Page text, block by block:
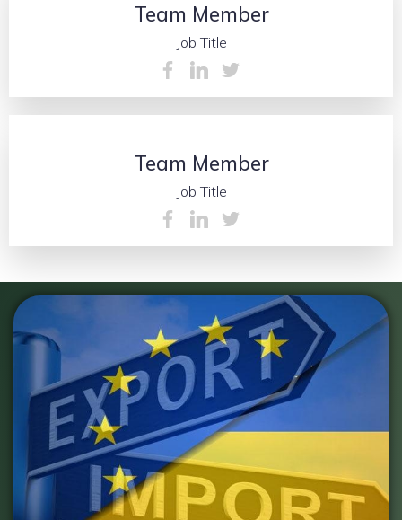
Team Member
Job Title
Team Member
Job Title